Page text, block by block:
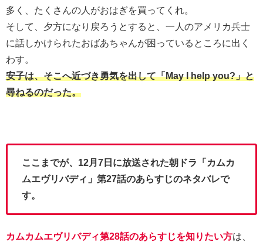
多く、たくさんの人がおはぎを買ってくれ。
そして、夕方になり戻ろうとすると、一人のアメリカ兵士
に話しかけられたおばあちゃんが困っているところに出く
わす。
安子は、そこへ近づき勇気を出して「May I help you?」と
尋ねるのだった。
ここまでが、12月7日に放送された朝ドラ「カムカ
ムエヴリバディ」第27話のあらすじのネタバレで
す。
カムカムエヴリバディ第28話のあらすじを知りたい方は、